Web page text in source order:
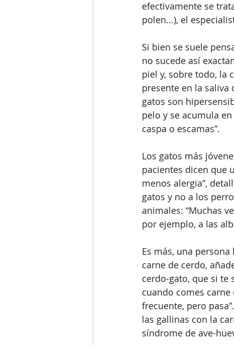
efectivamente se
polen...), el
Si bien se suele
no sucede así
piel y, sobre todo, la
presente en la saliva
gatos son
pelo y se acumula
caspa o escamas”.
Los gatos más
pacientes dicen que
menos alergia”,
gatos y no a los
animales: “Muchas
por ejemplo, a las
Es más, una
carne de cerdo,
cerdo-gato, que si te
cuando comes
frecuente, pero
las gallinas con la
síndrome de ave-